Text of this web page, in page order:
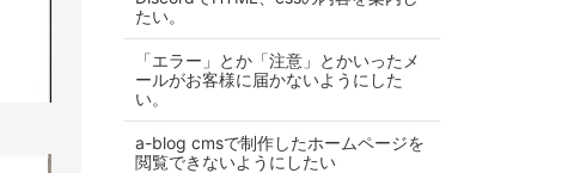
たい。
「エラー」とか「注意」とかいったメ
ールがお客様に届かないようにした
い。
a-blog cmsで制作したホームページを
閲覧できないようにしたい